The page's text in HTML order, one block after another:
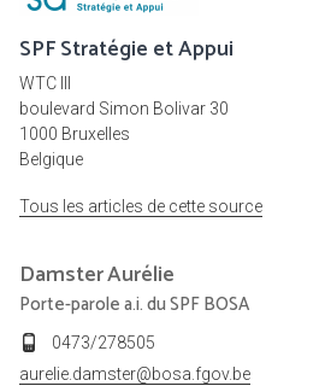
SPF Stratégie et Appui
WTC III
boulevard Simon Bolivar 30
1000 Bruxelles
Belgique
Tous les articles de cette source
DamsterAurélie
Porte-parole a.i. du SPF BOSA
0473/278505
aurelie.damster@bosa.fgov.be